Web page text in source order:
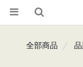
全部商品